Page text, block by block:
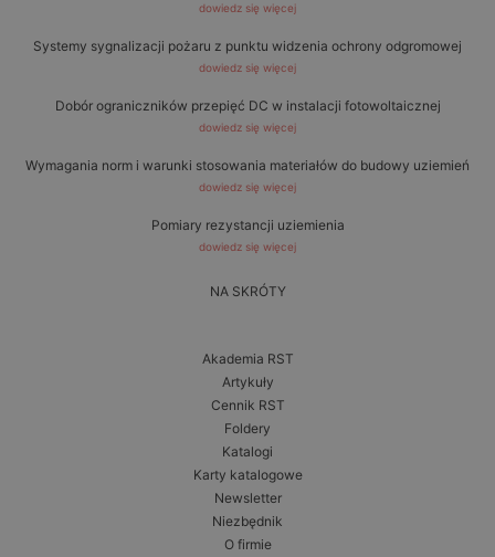
dowiedz się więcej
Systemy sygnalizacji pożaru z punktu widzenia ochrony odgromowej
dowiedz się więcej
Dobór ograniczników przepięć DC w instalacji fotowoltaicznej
dowiedz się więcej
Wymagania norm i warunki stosowania materiałów do budowy uziemień
dowiedz się więcej
Pomiary rezystancji uziemienia
dowiedz się więcej
NA SKRÓTY
Akademia RST
Artykuły
Cennik RST
Foldery
Katalogi
Karty katalogowe
Newsletter
Niezbędnik
O firmie